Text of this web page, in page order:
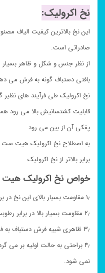
نخ اکرولیک:
این نخ بالاترین کیفیت الیاف
صادراتی است.
از نظر جنس و شکل و ظاهر بسیار
بافتی دستباف گونه به فرش می
نخ اکرولیک طی فرآیند های
قابلیت کشتسانیش بالا می رود
پفکی آن از بین می رود
به اصطلاح نخ اکرولیک هیت ست
برابر بالاتر از نخ اکرولیک
خواص نخ اکرولیک
۱٫ مقاومت بسیار بالای این نخ در برابر گرما
۲٫ مقاومت بسیار بالا در برابر رطوبت
۳٫ ظاهری شبیه فرش دستباف به فرش می دهد.
۴٫ براحتی به حالت اولیه بر می
نمی شود.